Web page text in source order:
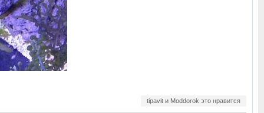
tipavit и Moddorok это нравится